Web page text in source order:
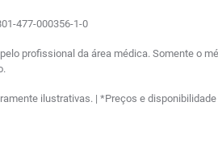
477-000356-1-0
profissional da área médica. Somente o
ilustrativas. | *Preços e